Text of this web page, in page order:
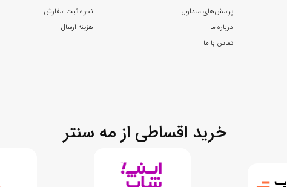
پرسش‌های متداول
درباره ما
تماس با ما
نحوه ثبت سفارش
هزینه ارسال
خرید اقساطی از مه سنتر